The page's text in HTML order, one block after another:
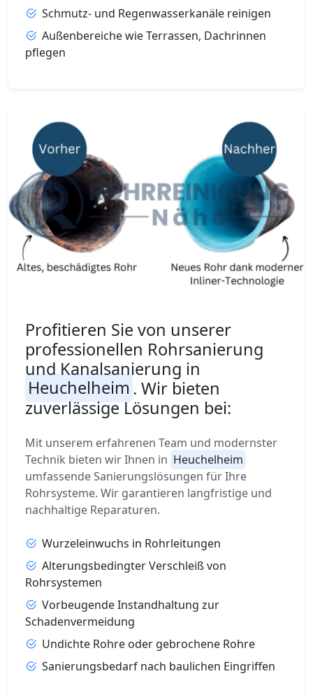
Schmutz- und Regenwasserkanäle reinigen
Außenbereiche wie Terrassen, Dachrinnen
pflegen
Profitieren Sie von unserer
professionellen Rohrsanierung
und Kanalsanierung in
Heuchelheim . Wir bieten
zuverlässige Lösungen bei:
Mit unserem erfahrenen Team und modernster
Technik bieten wir Ihnen in Heuchelheim
umfassende Sanierungslösungen für Ihre
Rohrsysteme. Wir garantieren langfristige und
nachhaltige Reparaturen.
Wurzeleinwuchs in Rohrleitungen
Alterungsbedingter Verschleiß von
Rohrsystemen
Vorbeugende Instandhaltung zur
Schadenvermeidung
Undichte Rohre oder gebrochene Rohre
Sanierungsbedarf nach baulichen Eingriffen